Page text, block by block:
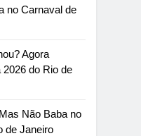
no Carnaval de
Agora
do Rio de
Não Baba no
de Janeiro